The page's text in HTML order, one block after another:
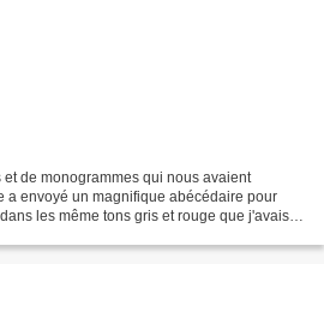
de monogrammes qui nous avaient
a envoyé un magnifique abécédaire pour
les même tons gris et rouge que j'avais